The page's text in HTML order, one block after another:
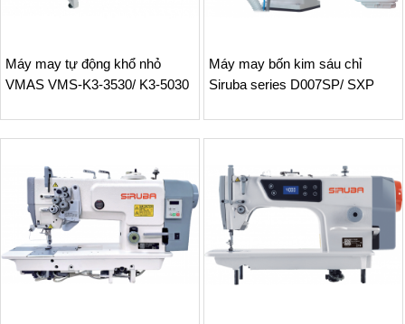
Máy may tự động khổ nhỏ
VMAS VMS-K3-3530/ K3-5030
Máy may bốn kim sáu chỉ
Siruba series D007SP/ SXP